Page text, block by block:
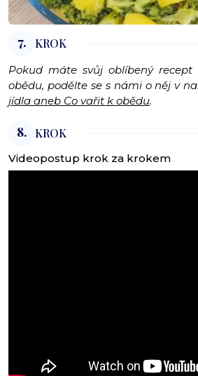
7. KROK
Pokud máte svůj oblíbený
obědu, podělte se s námi o něj v
jídla aneb Co vařit k obědu.
8. KROK
Videopostup krok za krokem